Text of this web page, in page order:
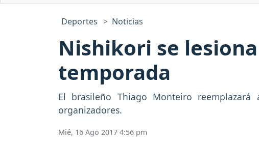
Deportes Noticias
Nishikori se
temporada
El brasileño Thiago Monteiro
organizadores.
Mié, 16 Ago 2017 4:56 pm